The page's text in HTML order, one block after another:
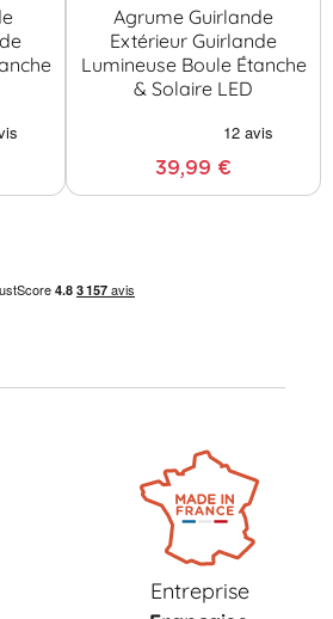
Agrume Guirlande
Extérieur Guirlande
Lumineuse Boule Étanche
& Solaire LED
39,99 €
Entreprise